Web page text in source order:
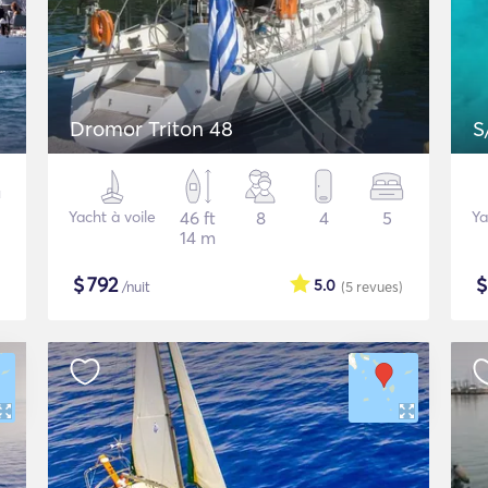
Dromor Triton 48
Yacht à voile
46 ft
14 m
8 4 5
$792/nuit (5 revues)
5.0